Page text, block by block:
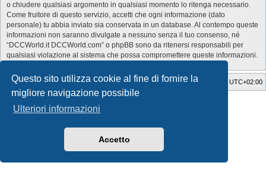
Questo sito utilizza cookie al fine di fornire la
migliore navigazione possibile
Ulteriori informazioni
Accetto
o chiudere qualsiasi argomento in qualsiasi momento lo ritenga necessario.
Come fruitore di questo servizio, accetti che ogni informazione (dato
personale) tu abbia inviato sia conservata in un database. Al contempo queste
informazioni non saranno divulgate a nessuno senza il tuo consenso, né
“DCCWorld.it DCCWorld.com” o phpBB sono da ritenersi responsabili per
qualsiasi violazione al sistema che possa compromettere queste informazioni.
Indice Tutti gli orari sono UTC+02:00
Cancella cookie
Style Developer by ©
Creato daphpBB
Privacy|Condizioni